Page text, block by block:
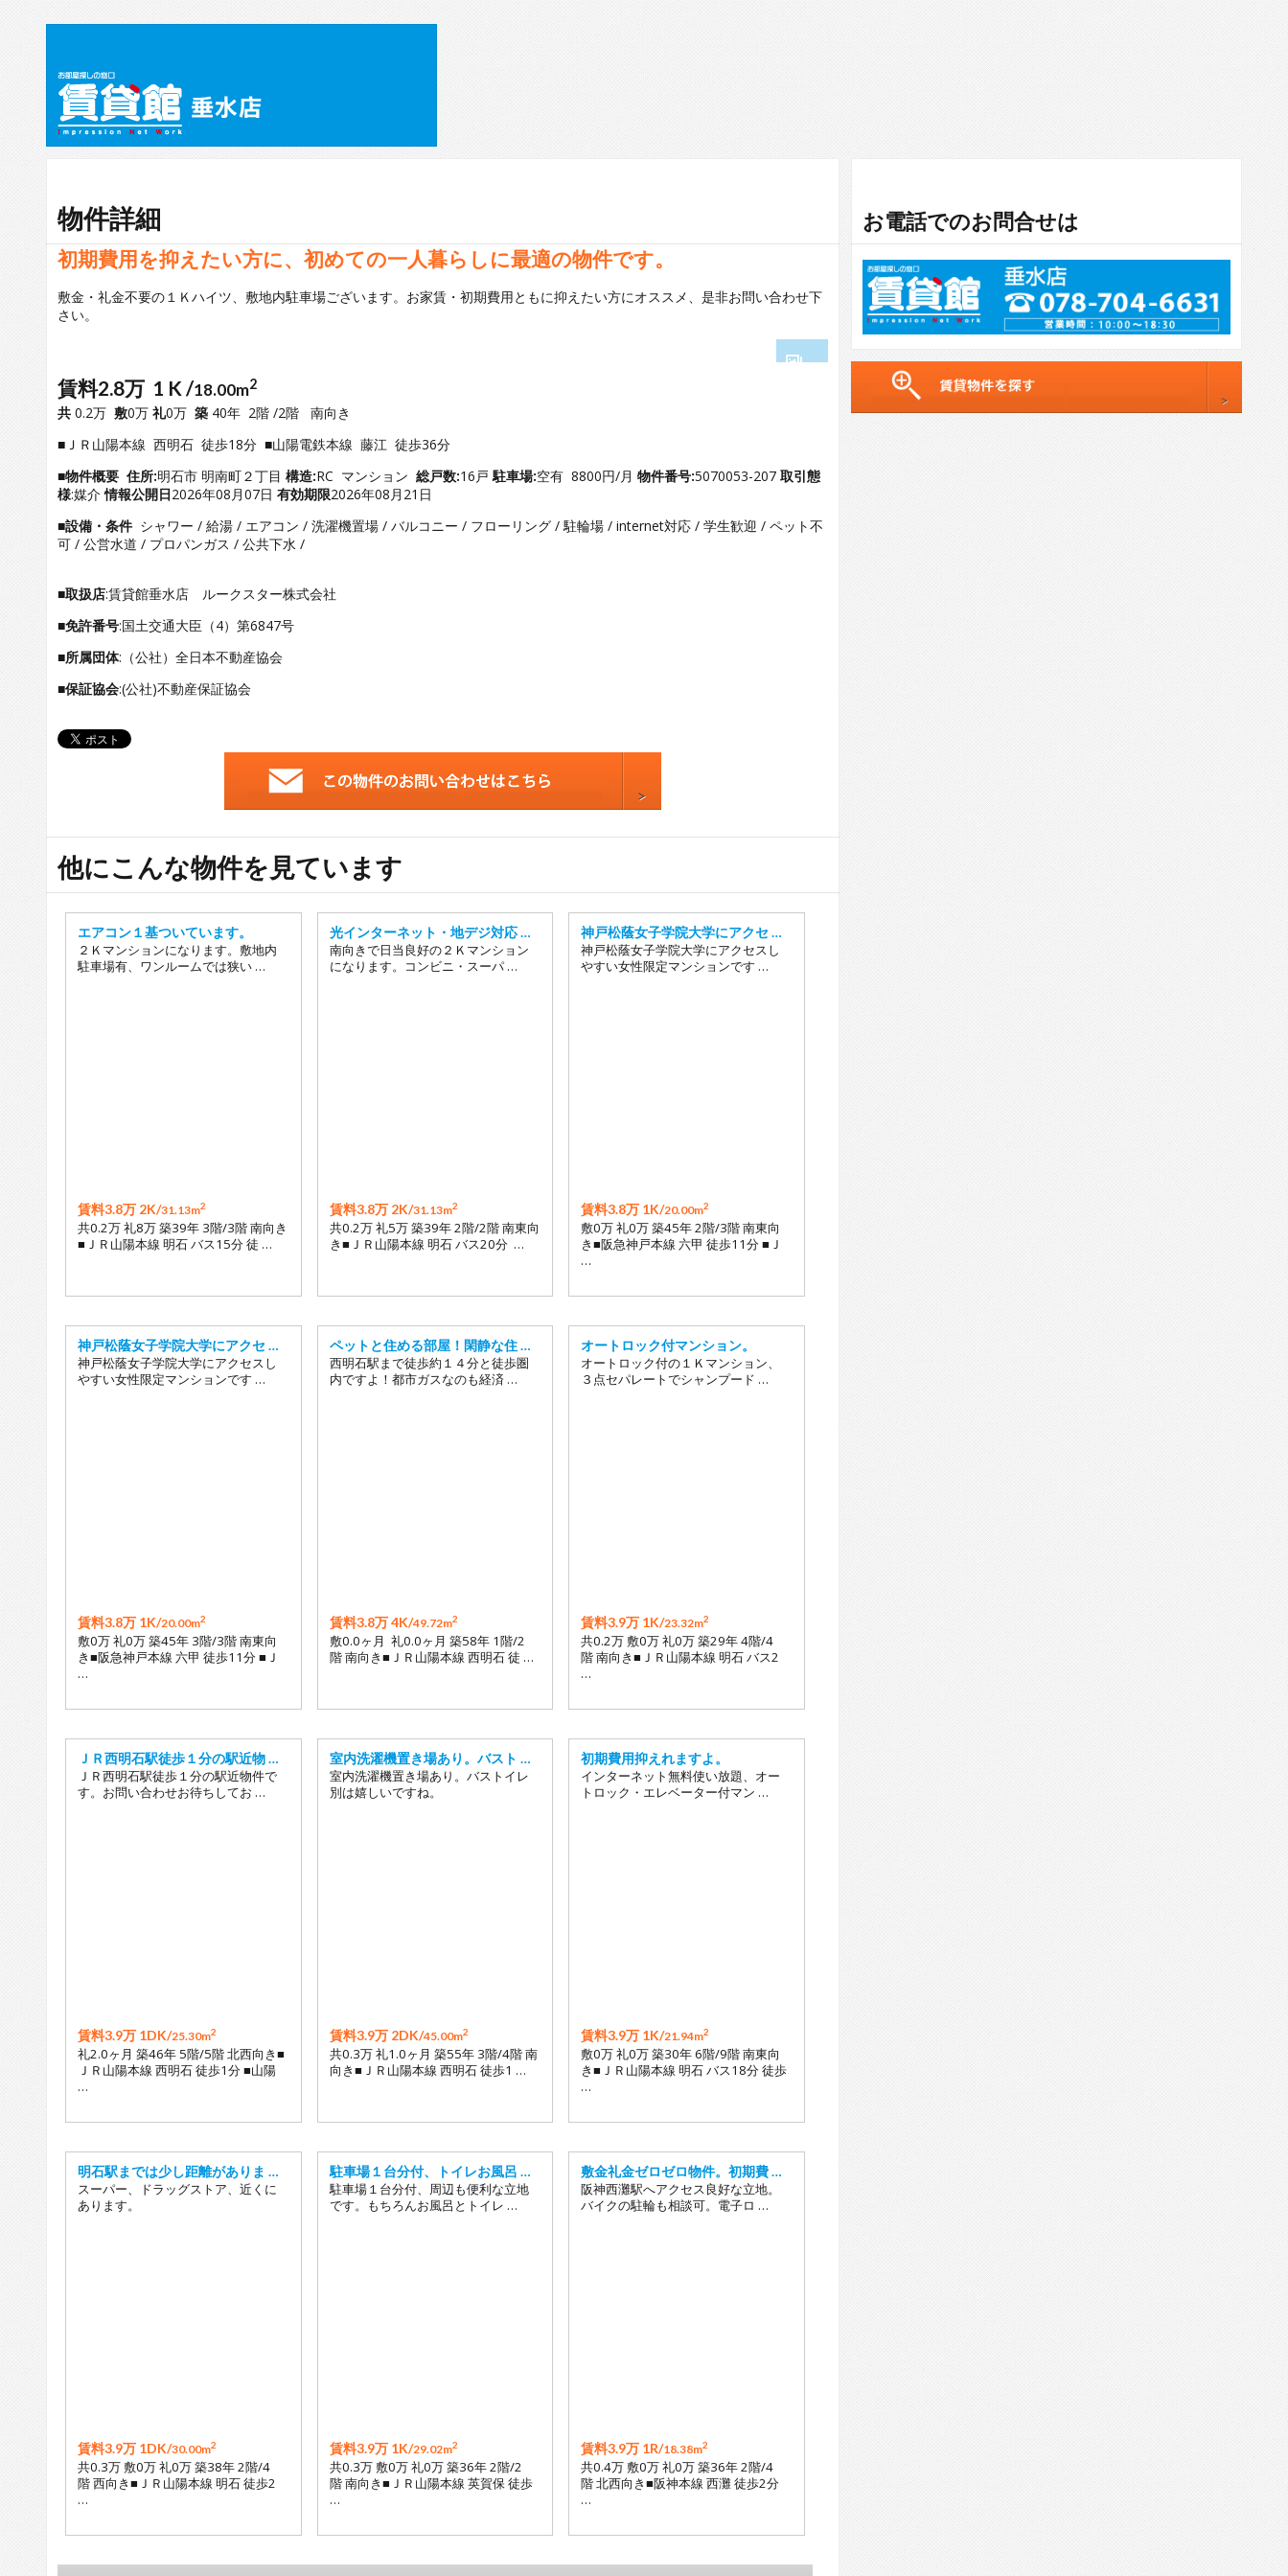
物件詳細
初期費用を抑えたい方に、初めての一人暮らしに最適の物件です。
敷金・礼金不要の１Ｋハイツ、敷地内駐車場ございます。お家賃・初期費用ともに抑えたい方にオススメ、是非お問い合わせ下
さい。
4
6
16
18
19
賃料2.8万 1 K /18.00m2
共 0.2万 敷0万 礼0万 築 40年 2階 /2階 南向き
■ＪＲ山陽本線 西明石 徒歩18分 ■山陽電鉄本線 藤江 徒歩36分
■物件概要 住所:明石市 明南町２丁目 構造:RC マンション 総戸数:16戸 駐車場:空有 8800円/月 物件番号:5070053-207 取引態
様:媒介情報公開日2026年08月07日 有効期限2026年08月21日
■設備・条件 シャワー / 給湯 / エアコン / 洗濯機置場 / バルコニー / フローリング / 駐輪場 / internet対応 / 学生歓迎 / ペット不
可 / 公営水道 / プロパンガス / 公共下水 /
■取扱店:賃貸館垂水店 ルークスター株式会社
■免許番号:国土交通大臣（4）第6847号
■所属団体:（公社）全日本不動産協会
■保証協会:(公社)不動産保証協会
他にこんな物件を見ています
エアコン１基ついています。
２Ｋマンションになります。敷地内
駐車場有、ワンルームでは狭い …
賃料3.8万 2K/31.13m2
共0.2万 礼8万 築39年 3階/3階 南向き
■ＪＲ山陽本線 明石 バス15分 徒 …
光インターネット・地デジ対応 …
南向きで日当良好の２Ｋマンション
になります。コンビニ・スーパ …
賃料3.8万 2K/31.13m2
共0.2万 礼5万 築39年 2階/2階 南東向
き■ＪＲ山陽本線 明石 バス20分 …
神戸松蔭女子学院大学にアクセ …
神戸松蔭女子学院大学にアクセスし
やすい女性限定マンションです …
賃料3.8万 1K/20.00m2
敷0万 礼0万 築45年 2階/3階 南東向
き■阪急神戸本線 六甲 徒歩11分 ■Ｊ
…
神戸松蔭女子学院大学にアクセ …
神戸松蔭女子学院大学にアクセスし
やすい女性限定マンションです …
賃料3.8万 1K/20.00m2
敷0万 礼0万 築45年 3階/3階 南東向
き■阪急神戸本線 六甲 徒歩11分 ■Ｊ
…
ペットと住める部屋！閑静な住 …
西明石駅まで徒歩約１４分と徒歩圏
内ですよ！都市ガスなのも経済 …
賃料3.8万 4K/49.72m2
敷0.0ヶ月 礼0.0ヶ月 築58年 1階/2
階 南向き■ＪＲ山陽本線 西明石 徒 …
オートロック付マンション。
オートロック付の１Ｋマンション、
３点セパレートでシャンプード …
賃料3.9万 1K/23.32m2
共0.2万 敷0万 礼0万 築29年 4階/4
階 南向き■ＪＲ山陽本線 明石 バス2
…
ＪＲ西明石駅徒歩１分の駅近物 …
ＪＲ西明石駅徒歩１分の駅近物件で
す。お問い合わせお待ちしてお …
賃料3.9万 1DK/25.30m2
礼2.0ヶ月 築46年 5階/5階 北西向き■
ＪＲ山陽本線 西明石 徒歩1分 ■山陽
…
室内洗濯機置き場あり。バスト …
室内洗濯機置き場あり。バストイレ
別は嬉しいですね。
賃料3.9万 2DK/45.00m2
共0.3万 礼1.0ヶ月 築55年 3階/4階 南
向き■ＪＲ山陽本線 西明石 徒歩1 …
初期費用抑えれますよ。
インターネット無料使い放題、オー
トロック・エレベーター付マン …
賃料3.9万 1K/21.94m2
敷0万 礼0万 築30年 6階/9階 南東向
き■ＪＲ山陽本線 明石 バス18分 徒歩
…
明石駅までは少し距離がありま …
スーパー、ドラッグストア、近くに
あります。
賃料3.9万 1DK/30.00m2
共0.3万 敷0万 礼0万 築38年 2階/4
階 西向き■ＪＲ山陽本線 明石 徒歩2
…
駐車場１台分付、トイレお風呂 …
駐車場１台分付、周辺も便利な立地
です。もちろんお風呂とトイレ …
賃料3.9万 1K/29.02m2
共0.3万 敷0万 礼0万 築36年 2階/2
階 南向き■ＪＲ山陽本線 英賀保 徒歩
…
敷金礼金ゼロゼロ物件。初期費 …
阪神西灘駅へアクセス良好な立地。
バイクの駐輪も相談可。電子ロ …
賃料3.9万 1R/18.38m2
共0.4万 敷0万 礼0万 築36年 2階/4
階 北西向き■阪神本線 西灘 徒歩2分
…
お電話でのお問合せは